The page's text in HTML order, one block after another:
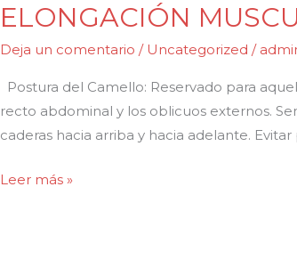
ELONGACIÓN
Deja un comentario / Uncategorized /
Postura del Camello: Reservado para
recto abdominal y los oblicuos externos.
caderas hacia arriba y hacia adelante.
ELONGACIÓN
Leer más »